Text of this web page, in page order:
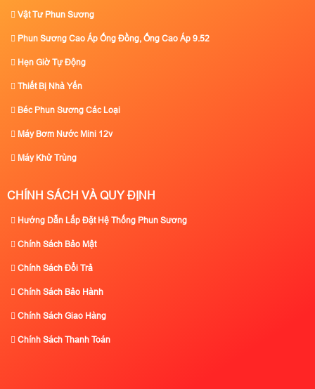
Vật Tư Phun Sương
Phun Sương Cao Áp Ống Đồng, Ống Cao Áp 9.52
Hẹn Giờ Tự Động
Thiết Bị Nhà Yến
Béc Phun Sương Các Loại
Máy Bơm Nước Mini 12v
Máy Khử Trùng
CHÍNH SÁCH VÀ QUY ĐỊNH
Hướng Dẫn Lắp Đặt Hệ Thống Phun Sương
Chính Sách Bảo Mật
Chính Sách Đổi Trả
Chính Sách Bảo Hành
Chính Sách Giao Hàng
Chính Sách Thanh Toán